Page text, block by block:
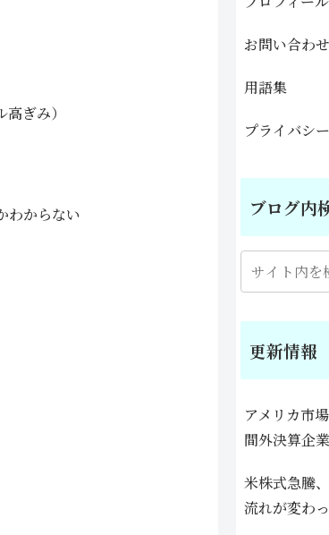
ぎみ）
わからない
お問い合わ
用語集
プライバシ
ブログ内
更新情報
アメリカ市
間外決算企
米株式急騰
流れが変わ